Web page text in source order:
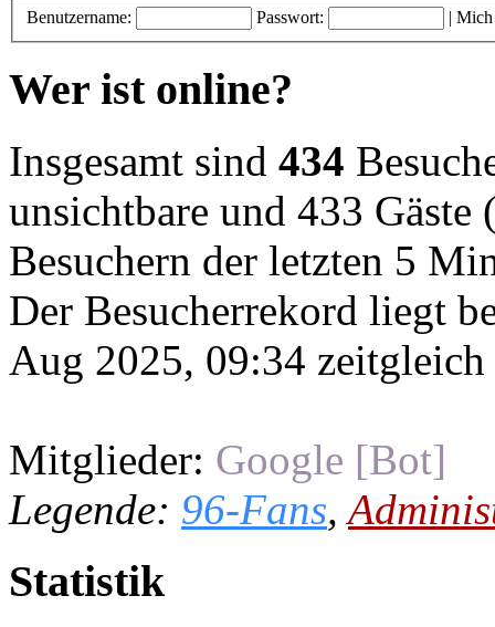
Benutzername: Passwort: | Mich
Wer ist online?
Insgesamt sind 434
unsichtbare und 433 Gäste
Besuchern der letzten 5
Der Besucherrekord liegt
Aug 2025, 09:34
Mitglieder: Google [Bot]
Legende: 96-Fans,
Statistik